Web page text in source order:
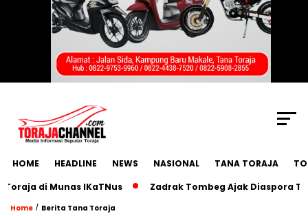
HOME HEADLINE NEWS NASIONAL TANA TORAJA
di Munas IKaTNus
Zadrak Tombeg Ajak Diaspora Toraja
Home / Berita Tana Toraja